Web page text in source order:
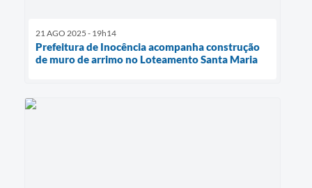
21 AGO 2025 - 19h14
Prefeitura de Inocência acompanha construção
de muro de arrimo no Loteamento Santa Maria